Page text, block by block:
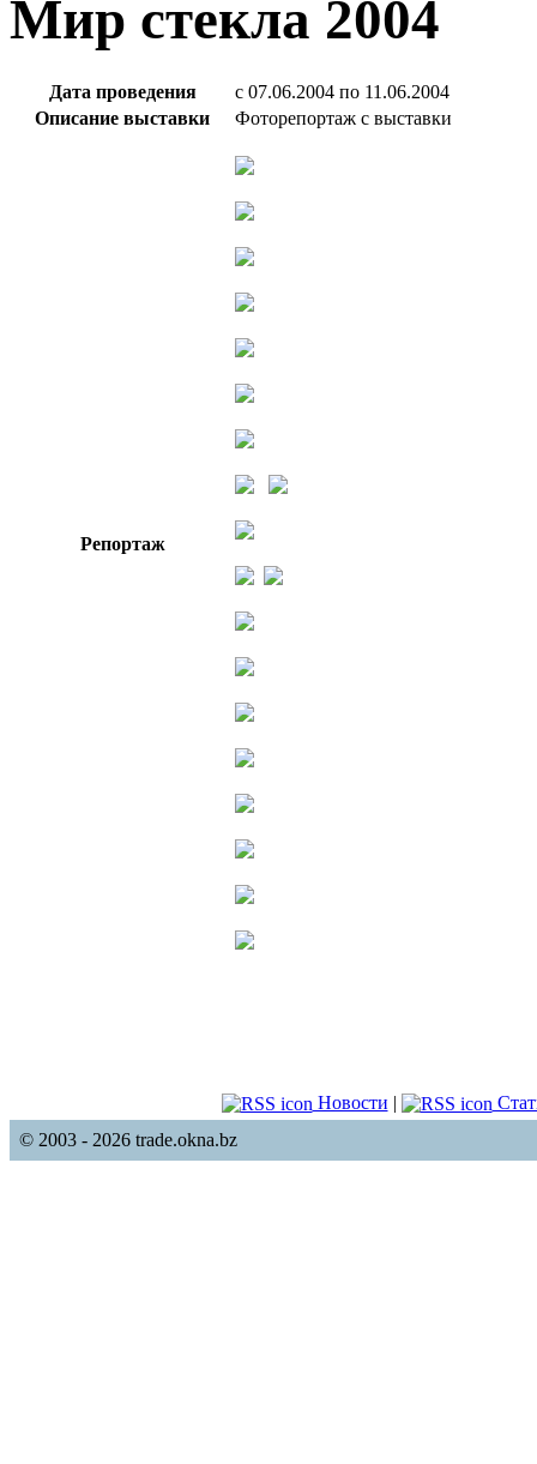
Мир стекла 2004
Дата проведения
c 07.06.2004 по 11.06.2004
Описание выставки
Фоторепортаж с выставки
Репортаж
Новости |
© 2003 - 2026 trade.okna.bz